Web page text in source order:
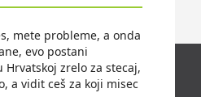
mete probleme, a onda
evo postani
zrelo za stecaj,
a vidit ceš za koji misec